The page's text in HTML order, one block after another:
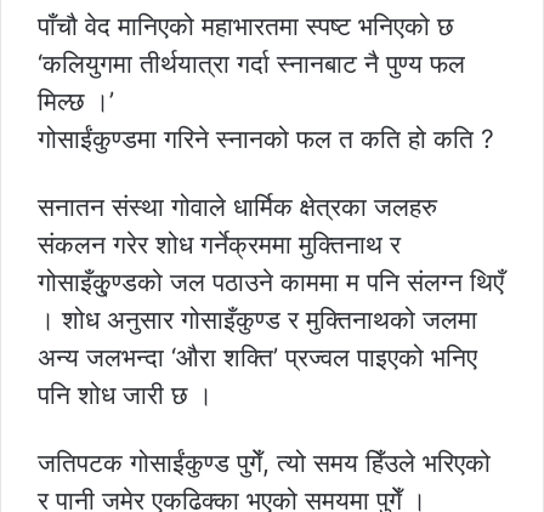
पाँचौ वेद मानिएको महाभारतमा स्पष्ट भनिएको छ
‘कलियुगमा तीर्थयात्रा गर्दा स्नानबाट नै पुण्य फल
मिल्छ ।’
गोसाईंकुण्डमा गरिने स्नानको फल त कति हो कति ?
सनातन संस्था गोवाले धार्मिक क्षेत्रका जलहरु
संकलन गरेर शोध गर्नेक्रममा मुक्तिनाथ र
गोसाइँकु्ण्डको जल पठाउने काममा म पनि संलग्न थिएँ
। शोध अनुसार गोसाइँकुण्ड र मुक्तिनाथको जलमा
अन्य जलभन्दा ‘औरा शक्ति’ प्रज्वल पाइएको भनिए
पनि शोध जारी छ ।
जतिपटक गोसाईंकुण्ड पुगेँ, त्यो समय हिँउले भरिएको
र पानी जमेर एकढिक्का भएको समयमा पुगेँ ।